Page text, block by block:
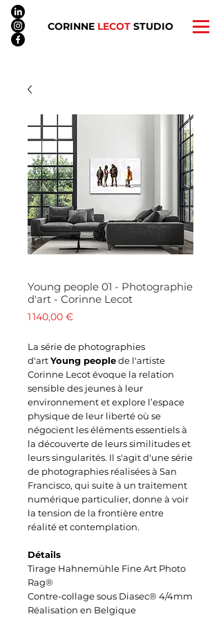
CORINNE LECOTSTUDIO
Young people 01 - Photographie
d'art - Corinne Lecot
1 140,00 €Prix
La série de photographies
d'artYoung peoplede l'artiste
Corinne Lecot évoque la relation
sensible des jeunes à leur
environnementet explore l’espace
physique de leur liberté où se
négocient les éléments essentiels à
la découverte de leurs similitudes et
leurs singularités. Il s'agit d'une série
de photographies réalisées à San
Francisco, qui suite à un traitement
numérique particulier, donne à voir
la tension de la frontière entre
réalité et contemplation.
Détails
Tirage Hahnemühle Fine Art Photo
Rag®
Contre-collage sous Diasec® 4/4mm
Réalisation en Belgique